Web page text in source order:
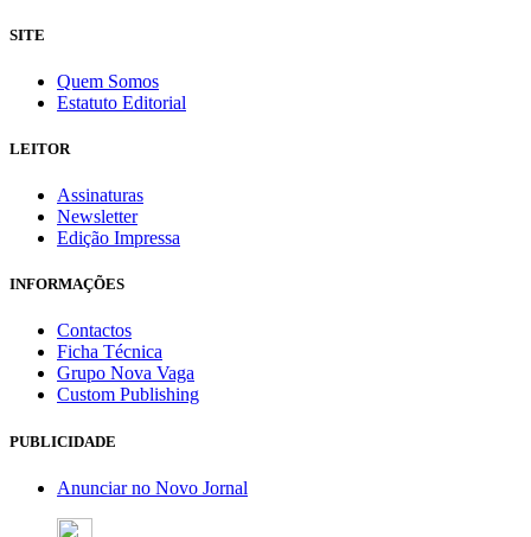
SITE
Quem Somos
Estatuto Editorial
LEITOR
Assinaturas
Newsletter
Edição Impressa
INFORMAÇÕES
Contactos
Ficha Técnica
Grupo Nova Vaga
Custom Publishing
PUBLICIDADE
Anunciar no Novo Jornal